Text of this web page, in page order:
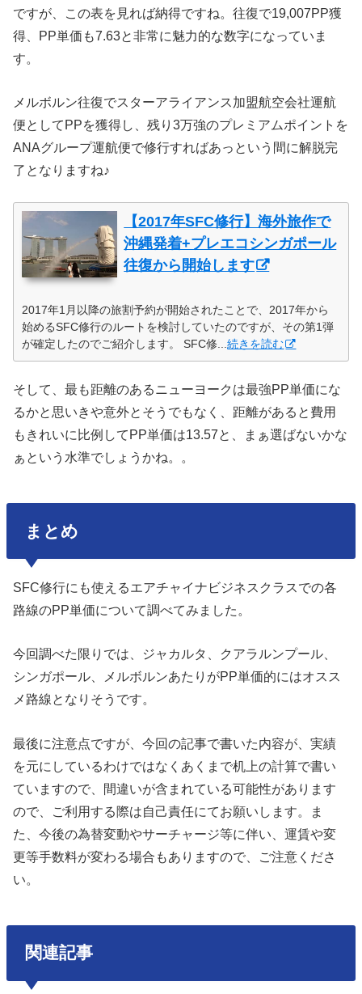
ですが、この表を見れば納得ですね。往復で19,007PP獲
得、PP単価も7.63と非常に魅力的な数字になっていま
す。
メルボルン往復でスターアライアンス加盟航空会社運航
便としてPPを獲得し、残り3万強のプレミアムポイントを
ANAグループ運航便で修行すればあっという間に解脱完
了となりますね♪
【2017年SFC修行】海外旅作で
沖縄発着+プレエコシンガポール
往復から開始します
2017年1月以降の旅割予約が開始されたことで、2017年から
始めるSFC修行のルートを検討していたのですが、その第1弾
が確定したのでご紹介します。 SFC修...続きを読む
そして、最も距離のあるニューヨークは最強PP単価にな
るかと思いきや意外とそうでもなく、距離があると費用
もきれいに比例してPP単価は13.57と、まぁ選ばないかな
ぁという水準でしょうかね。。
まとめ
SFC修行にも使えるエアチャイナビジネスクラスでの各
路線のPP単価について調べてみました。
今回調べた限りでは、ジャカルタ、クアラルンプール、
シンガポール、メルボルンあたりがPP単価的にはオスス
メ路線となりそうです。
最後に注意点ですが、今回の記事で書いた内容が、実績
を元にしているわけではなくあくまで机上の計算で書い
ていますので、間違いが含まれている可能性があります
ので、ご利用する際は自己責任にてお願いします。ま
た、今後の為替変動やサーチャージ等に伴い、運賃や変
更等手数料が変わる場合もありますので、ご注意くださ
い。
関連記事